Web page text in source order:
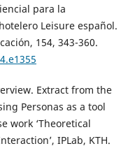
para la
Leisure español.
154, 343-360.
Extract from the
Personas as a tool
work ‘Theoretical
IPLab, KTH.